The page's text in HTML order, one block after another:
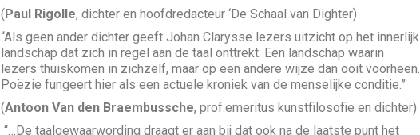
(Paul Rigolle, dichter en hoofdredacteur ‘De Schaal van Dighter)
“Als geen ander dichter geeft Johan Clarysse lezers uitzicht op het innerlijk
landschap dat zich in regel aan de taal onttrekt. Een landschap waarin
lezers thuiskomen in zichzelf, maar op een andere wijze dan ooit voorheen.
Poëzie fungeert hier als een actuele kroniek van de menselijke conditie.”
(Antoon Van den Braembussche, prof.emeritus kunstfilosofie en dichter)
“…De taalgewaarwording draagt er aan bij dat ook na de laatste punt het